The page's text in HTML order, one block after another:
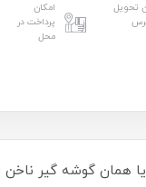
تحویل
امکان
پرداخت در
محل
یا همان گوشه